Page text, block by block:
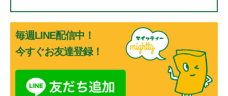
毎週LINE配信中！
今すぐお友達登録！